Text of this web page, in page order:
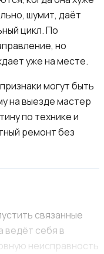
шумит, даёт
цикл. По
но
уже на месте.
могут быть
на выезде мастер
по технике и
ремонт без
связанные
ведёт себя в
неисправность